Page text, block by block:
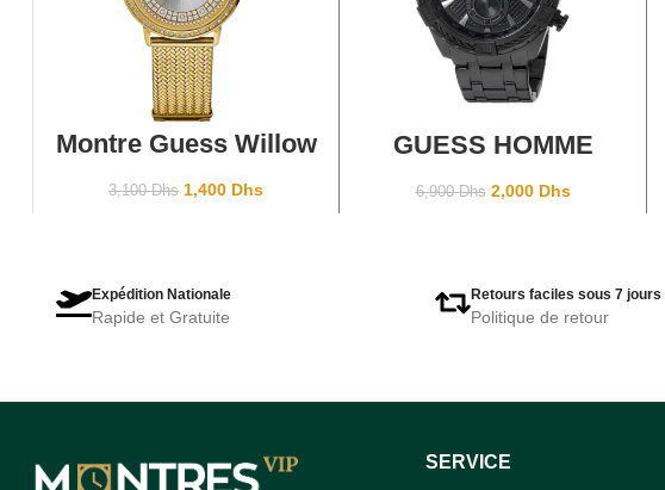
AJOUTER AU PANIER
Montre Guess Willow
3,100Dhs 1,400 Dhs
AJOUTER AU PANIER
GUESS HOMME
6,900Dhs 2,000 Dhs
Expédition Nationale
Rapide et Gratuite
Retours faciles sous 7 jours
Politique de retour
SERVICE